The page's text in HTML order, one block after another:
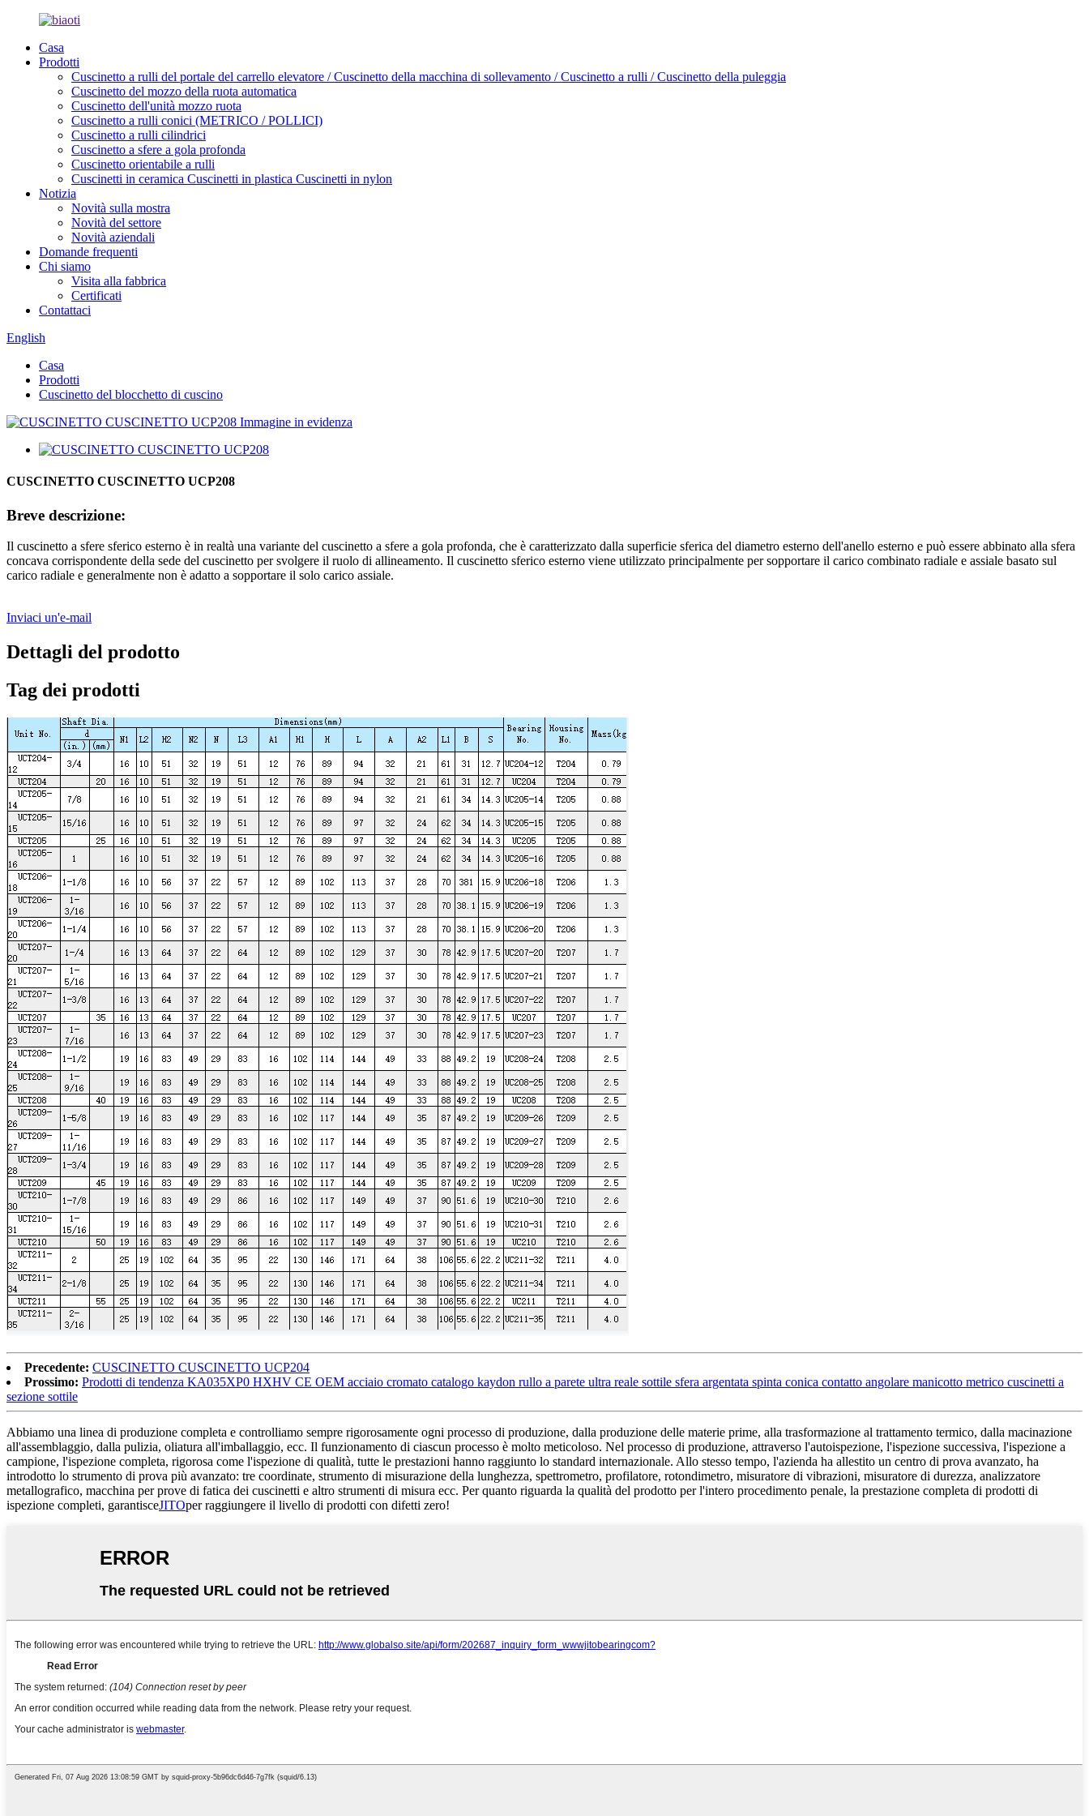
Casa
Prodotti
Cuscinetto a rulli del portale del carrello elevatore / Cuscinetto della macchina di sollevamento / Cuscinetto a rulli / Cuscinetto della puleggia
Cuscinetto del mozzo della ruota automatica
Cuscinetto dell'unità mozzo ruota
Cuscinetto a rulli conici (METRICO / POLLICI)
Cuscinetto a rulli cilindrici
Cuscinetto a sfere a gola profonda
Cuscinetto orientabile a rulli
Cuscinetti in ceramica Cuscinetti in plastica Cuscinetti in nylon
Notizia
Novità sulla mostra
Novità del settore
Novità aziendali
Domande frequenti
Chi siamo
Visita alla fabbrica
Certificati
Contattaci
English
Casa
Prodotti
Cuscinetto del blocchetto di cuscino
CUSCINETTO CUSCINETTO UCP208
Breve descrizione:
Il cuscinetto a sfere sferico esterno è in realtà una variante del cuscinetto a sfere a gola profonda, che è caratterizzato dalla superficie sferica del diametro esterno dell'anello esterno e può essere abbinato alla sfera
concava corrispondente della sede del cuscinetto per svolgere il ruolo di allineamento. Il cuscinetto sferico esterno viene utilizzato principalmente per sopportare il carico combinato radiale e assiale basato sul
carico radiale e generalmente non è adatto a sopportare il solo carico assiale.
Inviaci un'e-mail
Dettagli del prodotto
Tag dei prodotti
Precedente: CUSCINETTO CUSCINETTO UCP204
Prossimo: Prodotti di tendenza KA035XP0 HXHV CE OEM acciaio cromato catalogo kaydon rullo a parete ultra reale sottile sfera argentata spinta conica contatto angolare manicotto metrico cuscinetti a
sezione sottile
Abbiamo una linea di produzione completa e controlliamo sempre rigorosamente ogni processo di produzione, dalla produzione delle materie prime, alla trasformazione al trattamento termico, dalla macinazione
all'assemblaggio, dalla pulizia, oliatura all'imballaggio, ecc. Il funzionamento di ciascun processo è molto meticoloso. Nel processo di produzione, attraverso l'autoispezione, l'ispezione successiva, l'ispezione a
campione, l'ispezione completa, rigorosa come l'ispezione di qualità, tutte le prestazioni hanno raggiunto lo standard internazionale. Allo stesso tempo, l'azienda ha allestito un centro di prova avanzato, ha
introdotto lo strumento di prova più avanzato: tre coordinate, strumento di misurazione della lunghezza, spettrometro, profilatore, rotondimetro, misuratore di vibrazioni, misuratore di durezza, analizzatore
metallografico, macchina per prove di fatica dei cuscinetti e altro strumenti di misura ecc. Per quanto riguarda la qualità del prodotto per l'intero procedimento penale, la prestazione completa di prodotti di
ispezione completi, garantisceJITOper raggiungere il livello di prodotti con difetti zero!